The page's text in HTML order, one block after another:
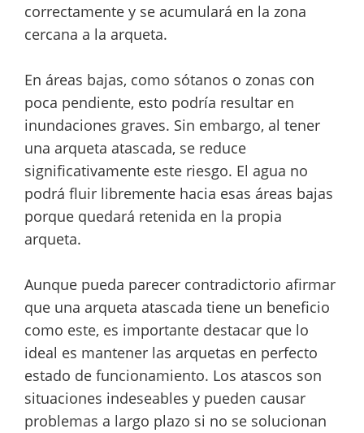
correctamente y se acumulará en la zona
cercana a la arqueta.
En áreas bajas, como sótanos o zonas con
poca pendiente, esto podría resultar en
inundaciones graves. Sin embargo, al tener
una arqueta atascada, se reduce
significativamente este riesgo. El agua no
podrá fluir libremente hacia esas áreas bajas
porque quedará retenida en la propia
arqueta.
Aunque pueda parecer contradictorio afirmar
que una arqueta atascada tiene un beneficio
como este, es importante destacar que lo
ideal es mantener las arquetas en perfecto
estado de funcionamiento. Los atascos son
situaciones indeseables y pueden causar
problemas a largo plazo si no se solucionan